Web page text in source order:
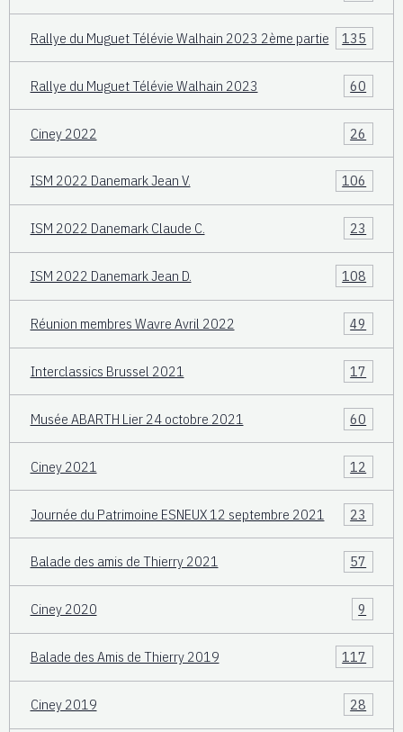
Rallye du Muguet Télévie Walhain 2023 2ème partie 135
Rallye du Muguet Télévie Walhain 2023 60
Ciney 2022 26
ISM 2022 Danemark Jean V. 106
ISM 2022 Danemark Claude C. 23
ISM 2022 Danemark Jean D. 108
Réunion membres Wavre Avril 2022 49
Interclassics Brussel 2021 17
Musée ABARTH Lier 24 octobre 2021 60
Ciney 2021 12
Journée du Patrimoine ESNEUX 12 septembre 2021 23
Balade des amis de Thierry 2021 57
Ciney 2020 9
Balade des Amis de Thierry 2019 117
Ciney 2019 28